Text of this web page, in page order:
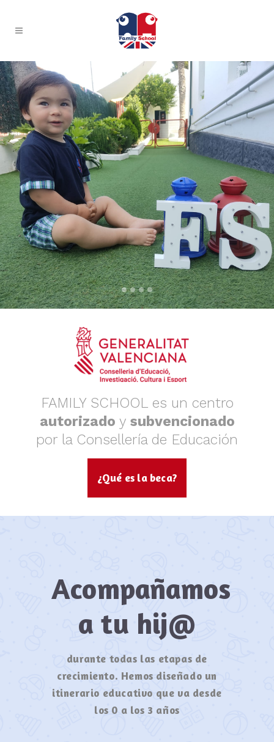
FAMILY SCHOOL es un centro
autorizado y subvencionado
por la Consellería de Educación
¿Qué es la beca?
Acompañamos
a tu hij@
durante todas las etapas de
crecimiento. Hemos diseñado un
itinerario educativo que va desde
los 0 a los 3 años